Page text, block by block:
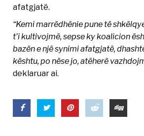
afatgjatë.
“Kemi marrëdhënie pune të
t’i kultivojmë, sepse ky koalicion
bazën e një synimi afatgjatë,
kështu, po nëse jo, atëherë
deklaruar ai.